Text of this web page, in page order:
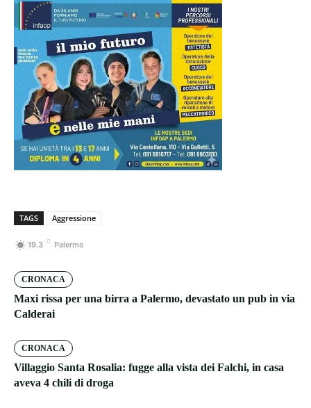
TAGS Aggressione
19.3 C Palermo
CRONACA
Maxi rissa per una birra a Palermo, devastato un pub in via
Calderai
CRONACA
Villaggio Santa Rosalia: fugge alla vista dei Falchi, in casa
aveva 4 chili di droga